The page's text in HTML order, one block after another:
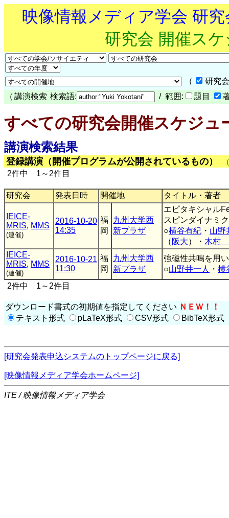
映像情報メディア学会 研
研究会 開催ス
（
研究
（ 講演検索 検索語: / 範囲: 題目
すべての研究会開催スケジュ
講演検索結果
登録講演（開催プログラムが公開されているもの）
2件中 1～2件目
研究会 発表日時 開催地 タイトル・著者
IEICE-
MRIS, MMS
(連催)
2016-10-20
14:35
福
岡
九州大学西
新プラザ
エピタキシャル
スピンダイナミ
○横谷有紀 ・ 山野
（ 阪大）・ 木村
IEICE-
MRIS, MMS
(連催)
2016-10-21
11:30
福
岡
九州大学西
新プラザ
強磁性共鳴を用
○山野井一人 ・ 横
2件中 1～2件目
ダウンロード書式の初期値を指定してください ＮＥＷ！！
テキスト形式
pLaTeX形式 CSV形式 BibTeX形式
[研究会発表申込システムのトップページに戻る]
[映像情報メディア学会ホームページ]
ITE / 映像情報メディア学会